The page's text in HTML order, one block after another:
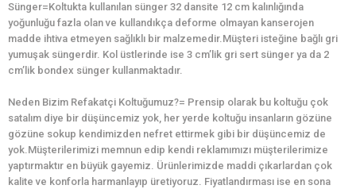
Sünger=Koltukta kullanılan sünger 32 dansite 12 cm kalınlığında
yoğunluğu fazla olan ve kullandıkça deforme olmayan kanserojen
madde ihtiva etmeyen sağlıklı bir malzemedir.Müşteri isteğine bağlı gri
yumuşak süngerdir. Kol üstlerinde ise 3 cm’lik gri sert sünger ya da 2
cm’lik bondex sünger kullanmaktadır.
Neden Bizim Refakatçi Koltuğumuz?= Prensip olarak bu koltuğu çok
satalım diye bir düşüncemiz yok, her yerde koltuğu insanların gözüne
gözüne sokup kendimizden nefret ettirmek gibi bir düşüncemiz de
yok.Müşterilerimizi memnun edip kendi reklamımızı müşterilerimize
yaptırmaktır en büyük gayemiz. Ürünlerimizde maddi çıkarlardan çok
kalite ve konforla harmanlayıp üretiyoruz. Fiyatlandırması ise en sona